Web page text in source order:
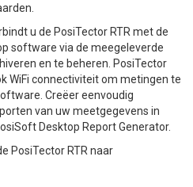
u de PosiTector RTR met de
software via de meegeleverde
en te beheren. PosiTector
WiFi connectiviteit om metingen te
Creëer eenvoudig
van uw meetgegevens in
Desktop Report Generator.
PosiTector RTR naar